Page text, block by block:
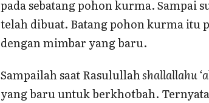
pada sebatang pohon kurma. Sampai
telah dibuat. Batang pohon kurma itu
dengan mimbar yang baru.
Sampailah saat Rasulullahshallallahu
yang baru untuk berkhotbah.